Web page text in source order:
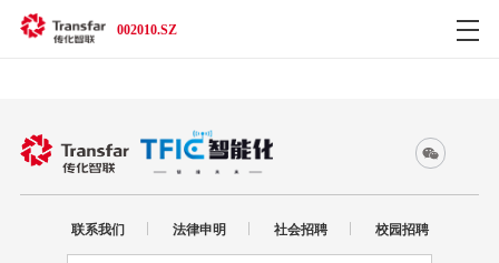
002010.SZ
联系我们 法律申明 社会招聘 校园招聘